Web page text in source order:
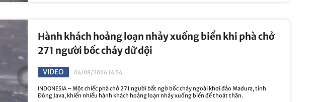
Hành khách hoảng loạn nhảy xuống biển khi phà chở
271 người bốc cháy dữ dội
VIDEO 04/08/2026 14:54
INDONESIA – Một chiếc phà chở 271 người bất ngờ bốc cháy ngoài khơi đảo Madura, tỉnh
Đông Java, khiến nhiều hành khách hoảng loạn nhảy xuống biển để thoát thân.